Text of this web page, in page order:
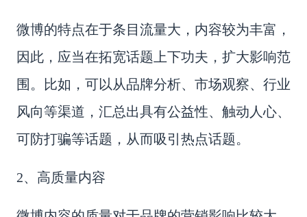
微博的特点在于条目流量大，内容较为丰富，
因此，应当在拓宽话题上下功夫，扩大影响范
围。比如，可以从品牌分析、市场观察、行业
风向等渠道，汇总出具有公益性、触动人心、
可防打骗等话题，从而吸引热点话题。
2、高质量内容